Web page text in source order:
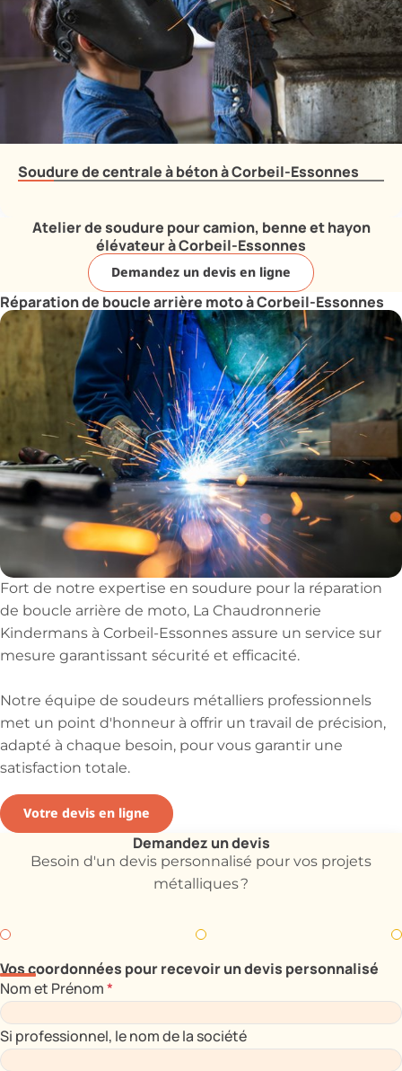
Soudure de centrale à béton à Corbeil-Essonnes
Atelier de soudure pour camion, benne et hayon
élévateur à Corbeil-Essonnes
Demandez un devis en ligne
Réparation de boucle arrière moto à Corbeil-Essonnes
Fort de notre expertise en soudure pour la réparation
de boucle arrière de moto, La Chaudronnerie
Kindermans à Corbeil-Essonnes assure un service sur
mesure garantissant sécurité et efficacité.
Notre équipe de soudeurs métalliers professionnels
met un point d'honneur à offrir un travail de précision,
adapté à chaque besoin, pour vous garantir une
satisfaction totale.
Votre devis en ligne
Vos coordonnées pour recevoir un devis personnalisé
Nom et Prénom*
Si professionnel, le nom de la société
Demandez un devis
Besoin d'un devis personnalisé pour vos projets
métalliques ?